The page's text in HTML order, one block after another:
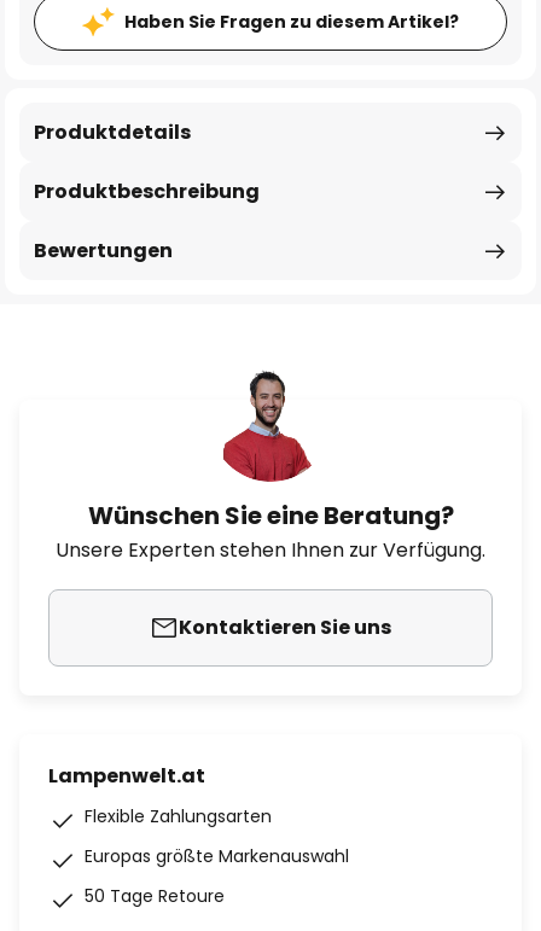
Haben Sie Fragen zu diesem Artikel?
Produktbeschreibung
Produktdetails
Bewertungen
Wünschen Sie eine Beratung?
Unsere Experten stehen Ihnen zur Verfügung.
Kontaktieren Sie uns
Lampenwelt.at
Flexible Zahlungsarten
Europas größte Markenauswahl
50 Tage Retoure